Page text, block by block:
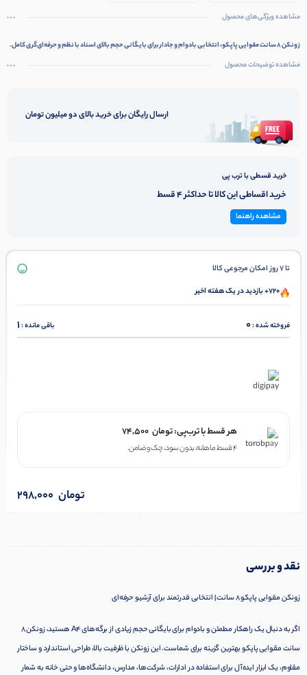
مشاهده ویژگی‌های محصول
زونکن ۸ سانت مقوایی پاپکو، انتخابی بادوام و جادار برای بایگانی حجم بالای اسناد با نظم و حرفه‌ای‌گری کامل.
مشاهده توضیحات محصول
ارسال رایگان برای خرید بالای دو میلیون تومان
خرید قسطی با ترب پی
خرید اقساطی این کالا تا حداکثر 4 قسط
مشاهده راهنما
تا 7 روز امکان مرجوعی کالا
720+ بازدید در یک هفته اخیر
فروخته شده :0 باقی مانده :1
هر قسط با ترب‌پی: 74,500 تومان
۴ قسط ماهانه. بدون سود، چک و ضامن.
298,000 تومان
نقد و بررسی
زونکن مقوایی پاپکو ۸ سانت | انتخابی قدرتمند برای آرشیو حرفه‌ای
اگر به دنبال یک راهکار مطمئن و بادوام برای بایگانی حجم زیادی از برگه‌های A4 هستید، زونکن ۸
سانت مقوایی پاپکو بهترین گزینه برای شماست. این زونکن با ظرفیت بالا، طراحی استاندارد و ساختار
مقاوم، یک ابزار ایده‌آل برای استفاده در ادارات، شرکت‌ها، مدارس، دانشگاه‌ها و حتی خانه به شمار